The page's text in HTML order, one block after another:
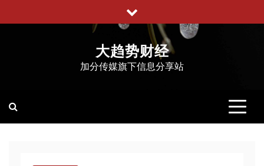
至
大趋势财经
加分传媒旗下信息分享站